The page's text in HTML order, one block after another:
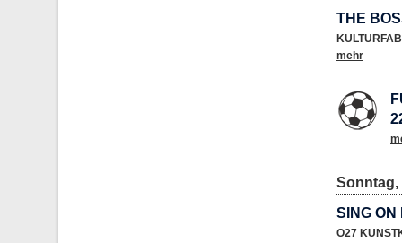
THE
mehr
Sonntag,
SING
O27